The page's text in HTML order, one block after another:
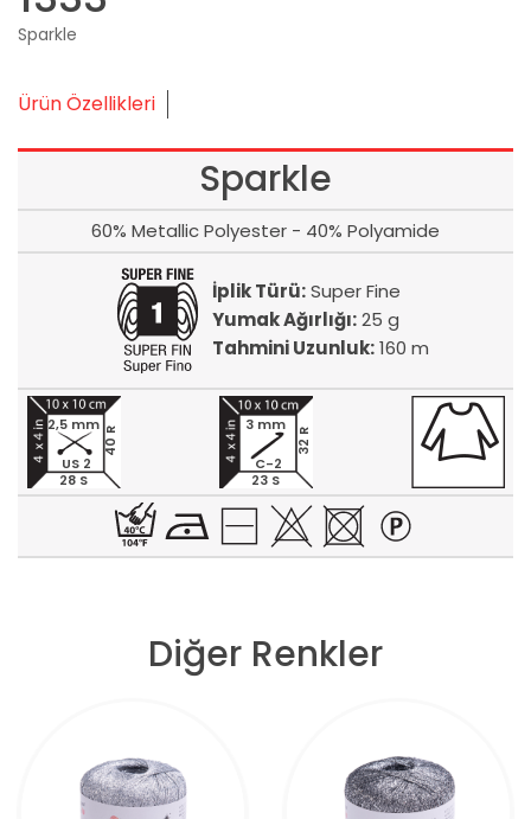
Sparkle
Ürün Özellikleri
Sparkle
60% Metallic Polyester - 40% Polyamide
İplik Türü:Super Fine
Yumak Ağırlığı:25 g
Tahmini Uzunluk:160 m
28 S
40 R
2,5 mm
US 2
23 S
32 R
3 mm
C-2
Diğer Renkler